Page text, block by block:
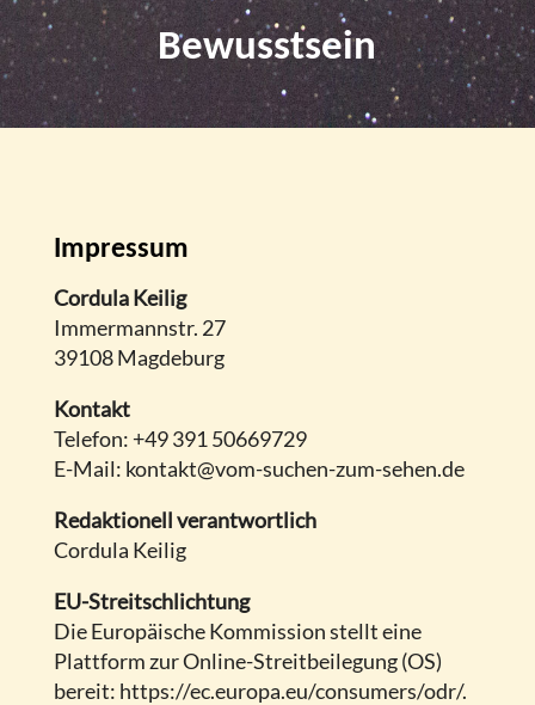
Bewusstsein
Impressum
Cordula Keilig
Immermannstr. 27
39108 Magdeburg
Kontakt
Telefon: +49 391 50669729
E-Mail: kontakt@vom-suchen-zum-sehen.de
Redaktionell verantwortlich
Cordula Keilig
EU-Streitschlichtung
Die Europäische Kommission stellt eine
Plattform zur Online-Streitbeilegung (OS)
bereit: https://ec.europa.eu/consumers/odr/.